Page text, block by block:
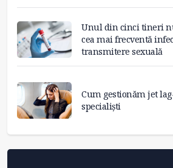
Unul din cinci tineri
cea mai frecventă
transmitere sexuală
Cum gestionăm jet
specialiști